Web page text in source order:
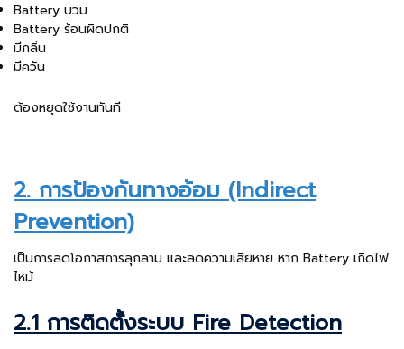
Battery บวม
Battery ร้อนผิดปกติ
มีกลิ่น
มีควัน
ต้องหยุดใช้งานทันที
2. การป้องกันทางอ้อม (Indirect
Prevention)
เป็นการลดโอกาสการลุกลาม และลดความเสียหาย หาก Battery เกิดไฟ
ไหม้
2.1 การติดตั้งระบบ Fire Detection